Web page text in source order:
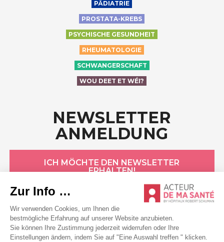
PÄDIATRIE
PROSTATA-KREBS
PSYCHISCHE GESUNDHEIT
RHEUMATOLOGIE
SCHWANGERSCHAFT
WOU DEET ET WÉI?
NEWSLETTER
ANMELDUNG
ICH MÖCHTE DEN NEWSLETTER
ERHALTEN!
HÔPITAUX ROBERT SCHUMAN
Datenschutzerklärung
Cookie-Erklärung